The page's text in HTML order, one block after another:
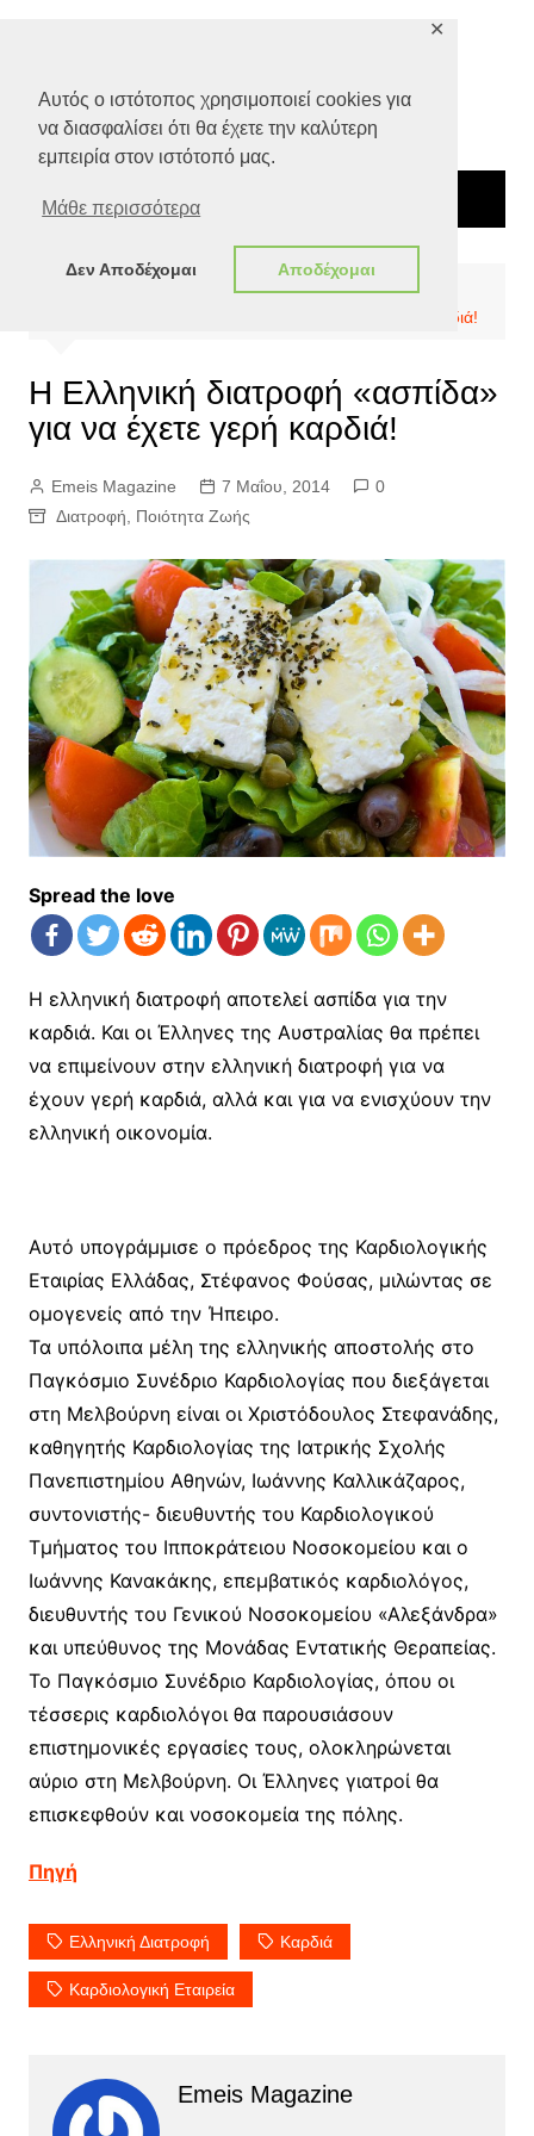
Αυτός ο ιστότοπος χρησιμοποιεί cookies για
να διασφαλίσει ότι θα έχετε την καλύτερη
εμπειρία στον ιστότοπό μας.
Μάθε περισσότερα
Δεν Αποδέχομαι Αποδέχομαι
✕
Ποιότητα Ζωής
Διατροφή
Η Ελληνική διατροφή «ασπίδα» για να έχετε γερή καρδιά!
Η Ελληνική διατροφή «ασπίδα»
για να έχετε γερή καρδιά!
Emeis Magazine 7 Μαΐου, 2014
0
Διατροφή
Ποιότητα Ζωής
Spread the love
Η ελληνική διατροφή αποτελεί ασπίδα για την
καρδιά. Και οι Έλληνες της Αυστραλίας θα πρέπει
να επιμείνουν στην ελληνική διατροφή για να
έχουν γερή καρδιά, αλλά και για να ενισχύουν την
ελληνική οικονομία.
Αυτό υπογράμμισε ο πρόεδρος της Καρδιολογικής
Εταιρίας Ελλάδας, Στέφανος Φούσας, μιλώντας σε
ομογενείς από την Ήπειρο.
Τα υπόλοιπα μέλη της ελληνικής αποστολής στο
Παγκόσμιο Συνέδριο Καρδιολογίας που διεξάγεται
στη Μελβούρνη είναι οι Χριστόδουλος Στεφανάδης,
καθηγητής Καρδιολογίας της Ιατρικής Σχολής
Πανεπιστημίου Αθηνών, Ιωάννης Καλλικάζαρος,
συντονιστής- διευθυντής του Καρδιολογικού
Τμήματος του Ιπποκράτειου Νοσοκομείου και ο
Ιωάννης Κανακάκης, επεµβατικός καρδιολόγος,
διευθυντής του Γενικού Νοσοκομείου «Αλεξάνδρα»
και υπεύθυνος της Μονάδας Εντατικής Θεραπείας.
Το Παγκόσμιο Συνέδριο Καρδιολογίας, όπου οι
τέσσερις καρδιολόγοι θα παρουσιάσουν
επιστημονικές εργασίες τους, ολοκληρώνεται
αύριο στη Μελβούρνη. Οι Έλληνες γιατροί θα
επισκεφθούν και νοσοκομεία της πόλης.
Πηγή
Ελληνική Διατροφή Καρδιά
Καρδιολογική Εταιρεία
Emeis Magazine